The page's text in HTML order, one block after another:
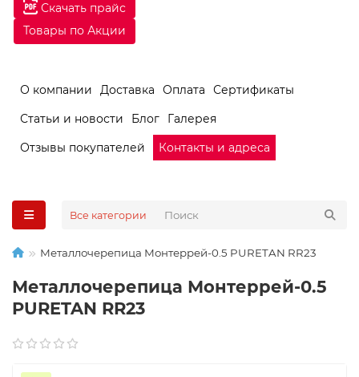
Скачать прайс
Товары по Акции
О компании Доставка Оплата
Сертификаты
Статьи и новости
Блог
Галерея
Отзывы покупателей
Контакты и адреса
Все категории
Металлочерепица Монтеррей-0.5 PURETAN RR23
Металлочерепица Монтеррей-0.5
PURETAN RR23